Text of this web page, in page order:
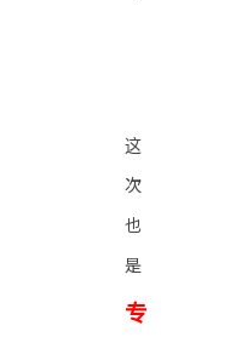
这
次
也
是
专